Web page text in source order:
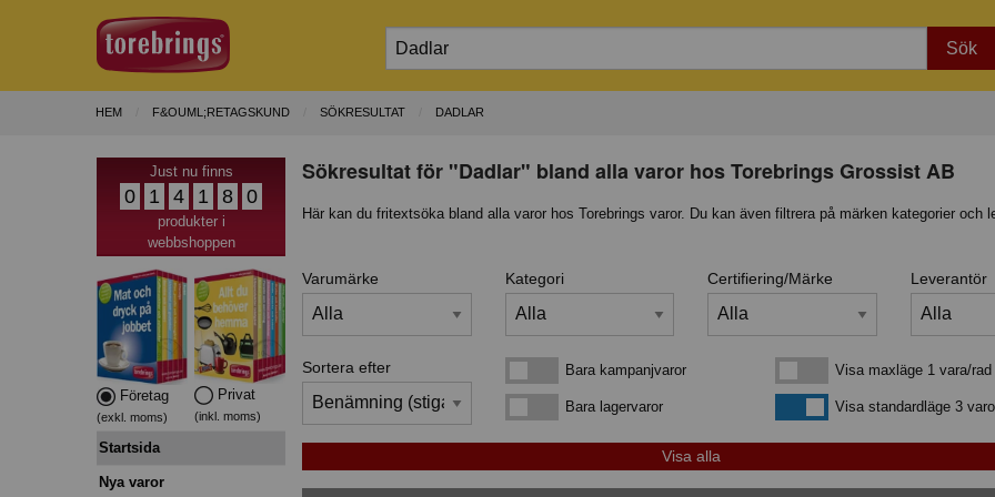
Sök
HEM F&OUML;RETAGSKUND SÖKRESULTAT DADLAR
Just nu finns
0 1 4 1 8 0
produkter i
webbshoppen
Företag
(exkl. moms)
Privat
(inkl. moms)
Startsida
Nya varor
Sökresultat för "Dadlar" bland alla varor hos Torebrings Grossist AB
Här kan du fritextsöka bland alla varor hos Torebrings varor. Du kan även filtrera på märken kategorier och
Varumärke Kategori Certifiering/Märke Leverantör
Sortera efter Bara kampanjvarorBara kampanjvaror
Bara lagervarorBara lagervaror
Visa maxläge 1 vara/rad
Visa maxläge 1 vara/rad
Visa standardlägeVisa standardläge 3